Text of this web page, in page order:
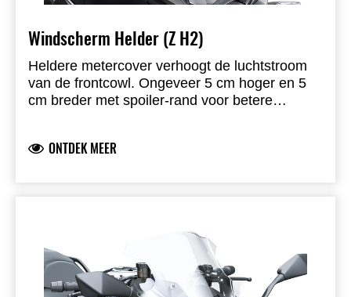
Windscherm Helder (Z H2)
Heldere metercover verhoogt de luchtstroom
van de frontcowl. Ongeveer 5 cm hoger en 5
cm breder met spoiler-rand voor betere
ONTDEK MEER